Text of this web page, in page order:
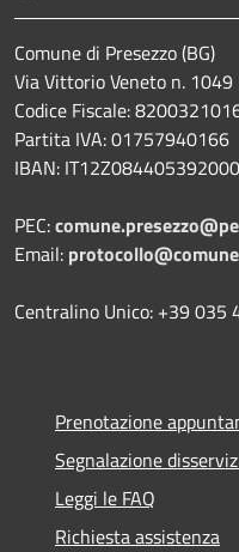
Comune di Presezzo (BG)
Via Vittorio Veneto n.
Codice Fiscale:
Partita IVA: 01757940166
IBAN:
PEC:
Email:
Centralino Unico: +39 035
Prenotazione
Segnalazione
Leggi le FAQ
Richiesta assistenza